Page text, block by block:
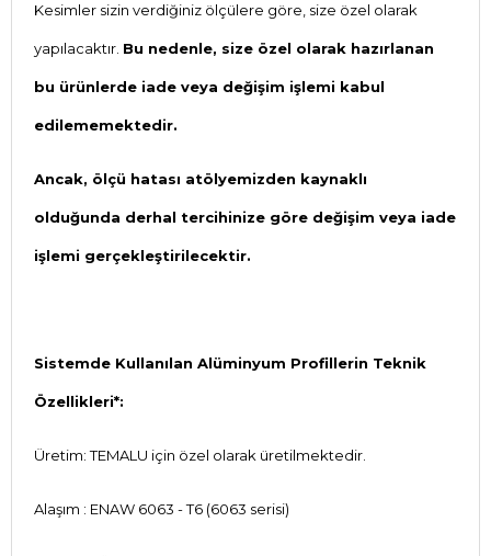
Kesimler sizin verdiğiniz ölçülere göre, size özel olarak
yapılacaktır. Bu nedenle, size özel olarak hazırlanan
bu ürünlerde iade veya değişim işlemi kabul
edilememektedir.
Ancak, ölçü hatası atölyemizden kaynaklı
olduğunda derhal tercihinize göre değişim veya iade
işlemi gerçekleştirilecektir.
Sistemde Kullanılan Alüminyum Profillerin Teknik
Özellikleri*:
Üretim: TEMALU için özel olarak üretilmektedir.
Alaşım : ENAW 6063 - T6 (6063 serisi)